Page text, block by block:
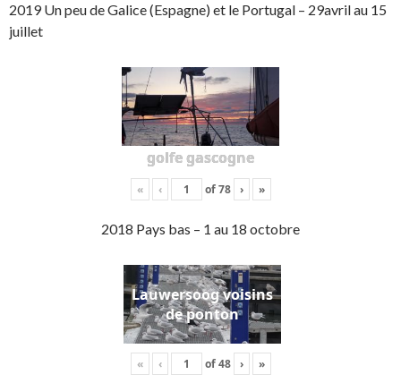
2019 Un peu de Galice (Espagne) et le Portugal – 29avril au 15
juillet
golfe gascogne
« ‹ of78 › »
2018 Pays bas – 1 au 18 octobre
Lauwersoog voisins
de ponton
« ‹ of48 › »